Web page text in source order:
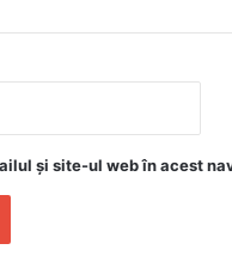
și site-ul web în acest